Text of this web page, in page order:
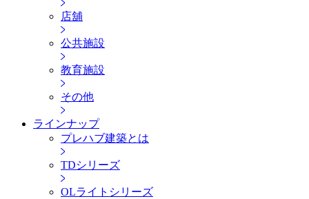
店舖
公共施設
教育施設
その他
ラインナップ
プレハブ建築とは
TDシリーズ
OLライトシリーズ